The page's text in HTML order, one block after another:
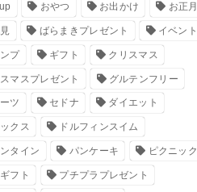
おやつ お出かけ お正月
ばらまきプレゼント イベント
プ ギフト クリスマス
マスプレゼント グルテンフリー
ツ セドナ ダイエット
クス ドルフィンスイム
タイン パンケーキ ピクニック
フト プチプラプレゼント